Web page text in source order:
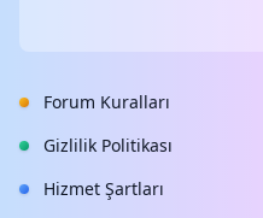
Forum Kuralları
Gizlilik Politikası
Hizmet Şartları